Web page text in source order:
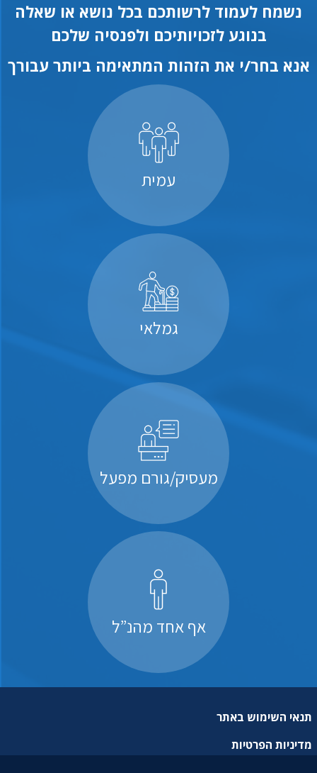
נשמח לעמוד לרשותכם בכל נושא או שאלה
בנוגע לזכויותיכם ולפנסיה שלכם
אנא בחר/י את הזהות המתאימה ביותר עבורך
עמית
גמלאי
מעסיק/גורם מפעל
אף אחד מהנ”ל
תנאי השימוש באתר
מדיניות הפרטיות